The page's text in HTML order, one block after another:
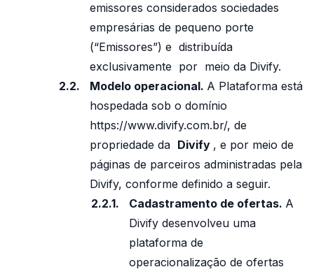
emissores considerados sociedades
empresárias de pequeno porte
(“Emissores”) e distribuída
exclusivamente por meio da Divify.
Modelo operacional. A Plataforma está
hospedada sob o domínio
https://www.divify.com.br/, de
propriedade da Divify , e por meio de
páginas de parceiros administradas pela
Divify, conforme definido a seguir.
Cadastramento de ofertas. A
Divify desenvolveu uma
plataforma de
operacionalização de ofertas